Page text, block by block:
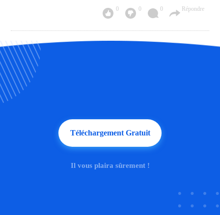
0 0 0 Répondre
Téléchargement Gratuit
Il vous plaira sûrement !